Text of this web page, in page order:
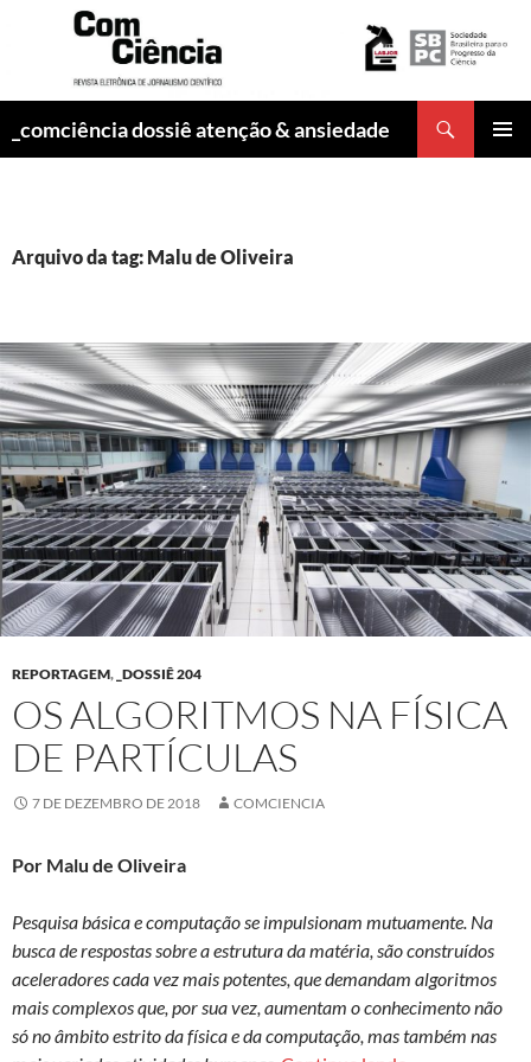
_comciência dossiê atenção & ansiedade
Arquivo da tag: Malu de Oliveira
REPORTAGEM, _DOSSIÊ 204
OS ALGORITMOS NA FÍSICA
DE PARTÍCULAS
7 DE DEZEMBRO DE 2018 COMCIENCIA
Por Malu de Oliveira
Pesquisa básica e computação se impulsionam mutuamente. Na
busca de respostas sobre a estrutura da matéria, são construídos
aceleradores cada vez mais potentes, que demandam algoritmos
mais complexos que, por sua vez, aumentam o conhecimento não
só no âmbito estrito da física e da computação, mas também nas